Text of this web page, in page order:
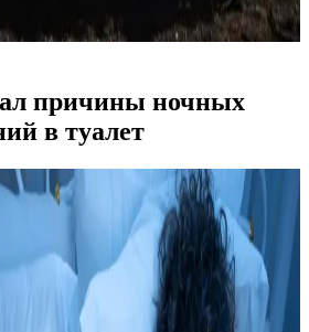
причины ночных
в туалет